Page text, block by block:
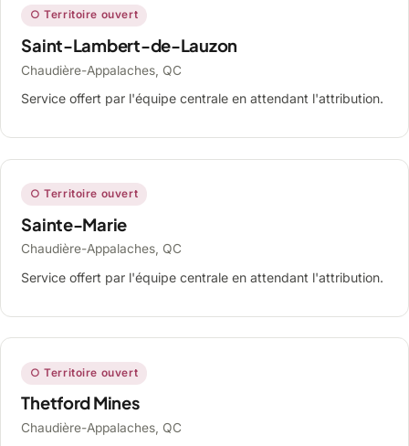
○ Territoire ouvert
Saint-Lambert-de-Lauzon
Chaudière-Appalaches, QC
Service offert par l'équipe centrale en attendant l'attribution.
○ Territoire ouvert
Sainte-Marie
Chaudière-Appalaches, QC
Service offert par l'équipe centrale en attendant l'attribution.
○ Territoire ouvert
Thetford Mines
Chaudière-Appalaches, QC